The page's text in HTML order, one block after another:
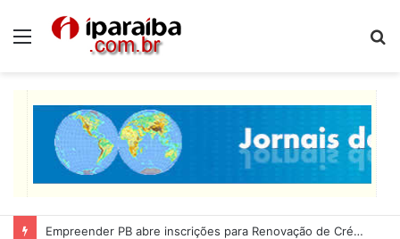
Menu
Empreender PB abre inscrições para Renovação de Crédito